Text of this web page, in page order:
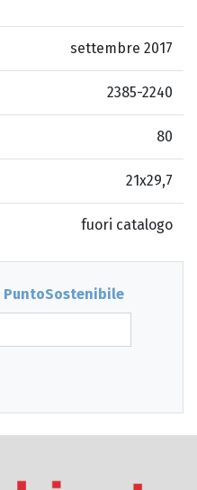
settembre 2017
2385-2240
80
21x29,7
fuori catalogo
PuntoSostenibile